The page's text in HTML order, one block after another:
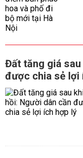
Đất tăng giá
được chia sẻ lợi